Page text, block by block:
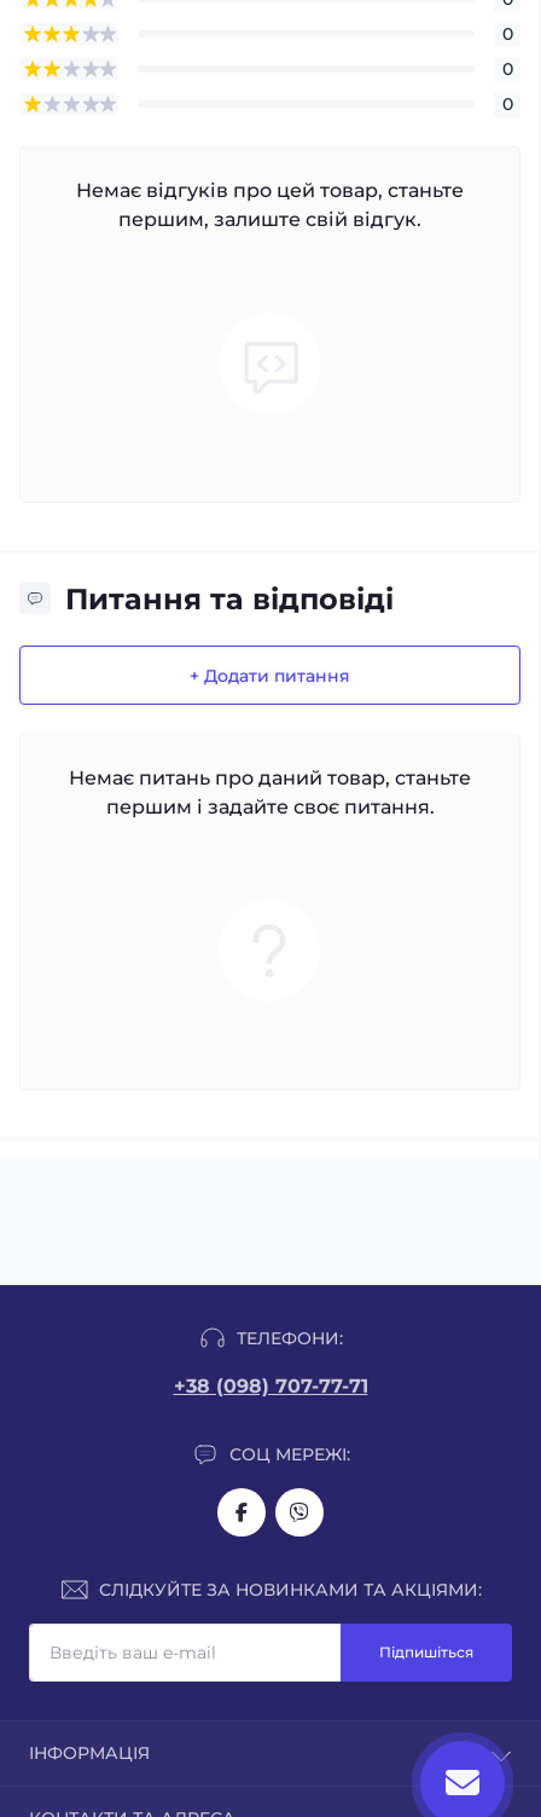
0
0
0
Немає відгуків про цей товар, станьте
першим, залиште свій відгук.
Питання та відповіді
+ Додати питання
Немає питань про даний товар, станьте
першим і задайте своє питання.
ТЕЛЕФОНИ:
+38 (098) 707-77-71
СОЦ МЕРЕЖІ:
СЛІДКУЙТЕ ЗА НОВИНКАМИ ТА АКЦІЯМИ:
Підпишіться
ІНФОРМАЦІЯ